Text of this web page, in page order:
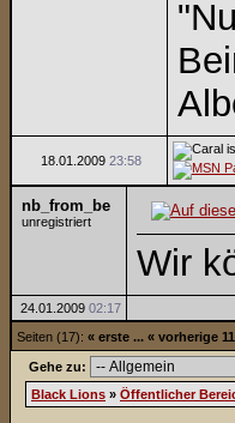
18.01.2009 23:58
nb_from_be
unregistriert
Wir
24.01.2009 02:17
Seiten (17): « erste ... « vorherige 11
Gehe zu:
Black Lions » Öffentlicher